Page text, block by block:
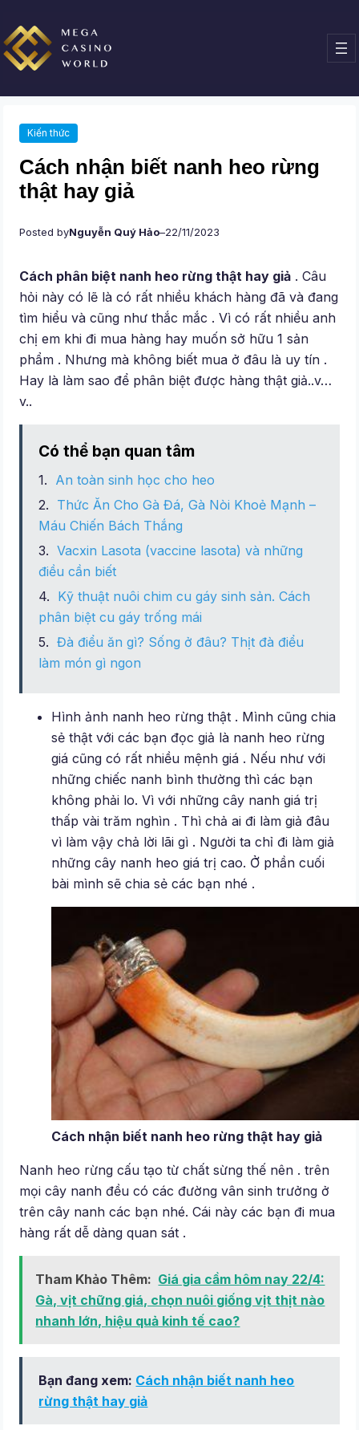
đến
phần
nội
dung
Kiến thức
Cách nhận biết nanh heo rừng
thật hay giả
Posted byNguyễn Quý Hảo–22/11/2023
Cách phân biệt nanh heo rừng thật hay giả . Câu
hỏi này có lẽ là có rất nhiều khách hàng đã và đang
tìm hiểu và cũng như thắc mắc . Vì có rất nhiều anh
chị em khi đi mua hàng hay muốn sở hữu 1 sản
phẩm . Nhưng mà không biết mua ở đâu là uy tín .
Hay là làm sao để phân biệt được hàng thật giả..v…
v..
Có thể bạn quan tâm
An toàn sinh học cho heo
Thức Ăn Cho Gà Đá, Gà Nòi Khoẻ Mạnh –
Máu Chiến Bách Thắng
Vacxin Lasota (vaccine lasota) và những
điều cần biết
Kỹ thuật nuôi chim cu gáy sinh sản. Cách
phân biệt cu gáy trống mái
Đà điểu ăn gì? Sống ở đâu? Thịt đà điểu
làm món gì ngon
Hình ảnh nanh heo rừng thật . Mình cũng chia
sẻ thật với các bạn đọc giả là nanh heo rừng
giá cũng có rất nhiều mệnh giá . Nếu như với
những chiếc nanh bình thường thì các bạn
không phải lo. Vì với những cây nanh giá trị
thấp vài trăm nghìn . Thì chả ai đi làm giả đâu
vì làm vậy chả lời lãi gì . Người ta chỉ đi làm giả
những cây nanh heo giá trị cao. Ở phần cuối
bài mình sẽ chia sẻ các bạn nhé .
Cách nhận biết nanh heo rừng thật hay giả
Nanh heo rừng cấu tạo từ chất sừng thế nên . trên
mọi cây nanh đều có các đường vân sinh trưởng ở
trên cây nanh các bạn nhé. Cái này các bạn đi mua
hàng rất dễ dàng quan sát .
Tham Khảo Thêm: Giá gia cầm hôm nay 22/4:
Gà, vịt chững giá, chọn nuôi giống vịt thịt nào
nhanh lớn, hiệu quả kinh tế cao?
Bạn đang xem: Cách nhận biết nanh heo
rừng thật hay giả